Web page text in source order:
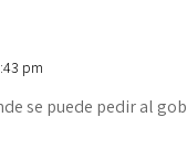
pm
se puede pedir al